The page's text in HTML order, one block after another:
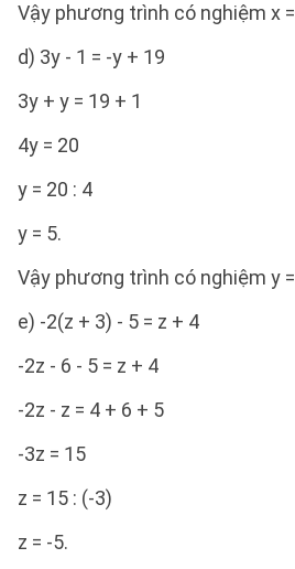
Vậy phương trình có nghiệm x
d) 3y - 1 = -y + 19
3y + y = 19 + 1
4y = 20
y = 20 : 4
y = 5.
Vậy phương trình có nghiệm y
e) -2(z + 3) - 5 = z + 4
-2z - 6 - 5 = z + 4
-2z - z = 4 + 6 + 5
-3z = 15
z = 15 : (-3)
z = -5.